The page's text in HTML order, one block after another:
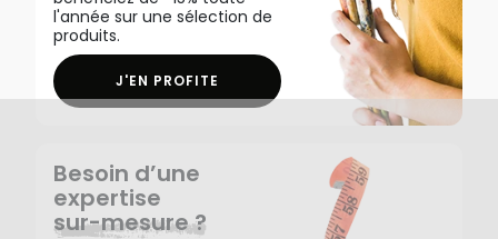
l'année sur une sélection de
produits.
J'EN PROFITE
Besoin d’une
expertise
sur-mesure ?